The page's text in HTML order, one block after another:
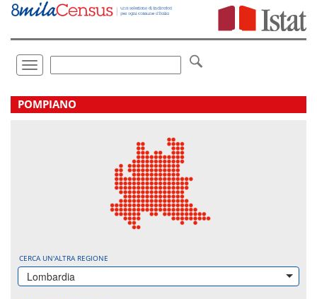
Vai
direttamente
Toggle
navigation
.
POMPIANO
CERCA UN'ALTRA REGIONE
Lombardia